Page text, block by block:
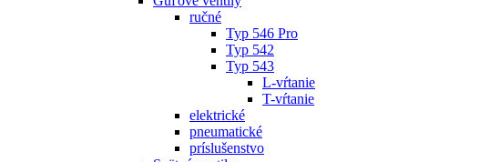
ručné
Typ 546 Pro
Typ 542
Typ 543
L-vŕtanie
T-vŕtanie
elektrické
pneumatické
príslušenstvo